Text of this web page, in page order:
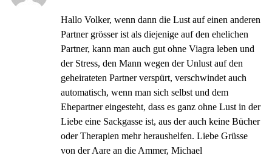
Hallo Volker, wenn dann die Lust auf einen anderen
Partner grösser ist als diejenige auf den ehelichen
Partner, kann man auch gut ohne Viagra leben und
der Stress, den Mann wegen der Unlust auf den
geheirateten Partner verspürt, verschwindet auch
automatisch, wenn man sich selbst und dem
Ehepartner eingesteht, dass es ganz ohne Lust in der
Liebe eine Sackgasse ist, aus der auch keine Bücher
oder Therapien mehr heraushelfen. Liebe Grüsse
von der Aare an die Ammer, Michael